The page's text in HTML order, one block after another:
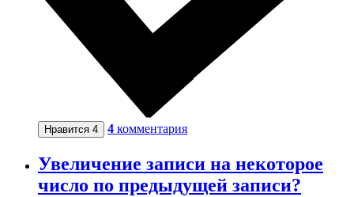
Нравится 4 4 комментария
Увеличение записи на некоторое
число по предыдущей записи?